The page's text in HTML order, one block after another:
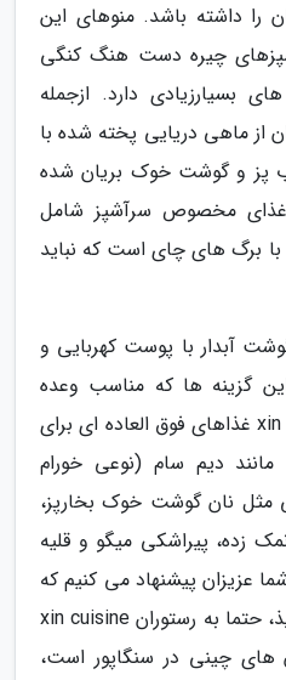
را داشته باشد. منوهای این
چیره دست هنگ کنگی
بسیارزیادی دارد. ازجمله
از ماهی دریایی پخته شده با
پز و گوشت خوک بریان شده
غذای مخصوص سرآشپز شامل
برگ های چای است که نباید
آبدار با پوست کهربایی و
گزینه ها که مناسب وعده
ناهار است، رستورانxin cuisine غذاهای فوق العاده ای برای
مانند دیم سام (نوعی خورام
مثل نان گوشت خوک بخارپز،
زده، پیراشکی میگو و قلیه
عزیزان پیشنهاد می کنیم که
برای خوردن این غذاهای لذیذ، حتما به رستوران xin cuisine
های چینی در سنگاپور است،